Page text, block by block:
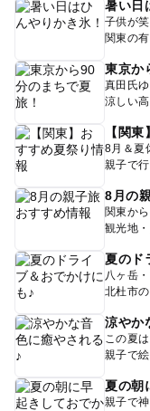
暑い日
子供が
関東の
東京か
真田氏
涼しい
【関
8月＆夏
親子で
8月の
関東か
観光地
夏のド
八ヶ岳
北杜市
涼やか
この夏
親子で
夏の朝
親子で